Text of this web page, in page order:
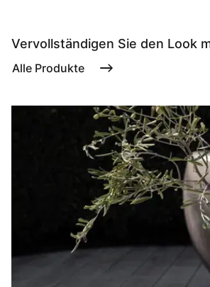
Vervollständigen Sie den Look
Alle Produkte